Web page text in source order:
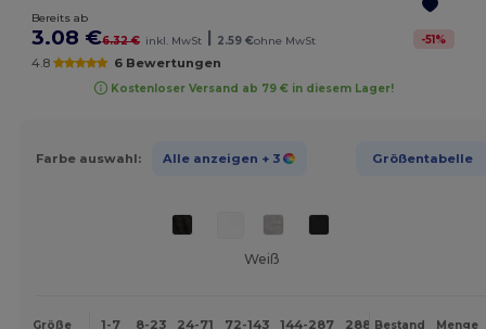
Bereits ab
3.08 €6.32 € inkl. MwSt | 2.59 €ohne MwSt -51%
4.8 6 Bewertungen
Kostenloser Versand ab 79 € in diesem Lager!
Farbe auswahl: Alle anzeigen + 3 Größentabelle
Weiß
Größe 1-7 8-23 24-71 72-143 144-287 288 + Mehr
Bestand Menge